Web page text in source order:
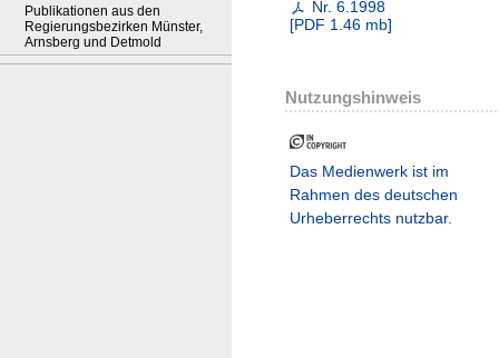
Publikationen aus den
Regierungsbezirken Münster,
Arnsberg und Detmold
Nr. 6.1998
[PDF 1.46 mb]
Nutzungshinweis
Das Medienwerk ist im
Rahmen des deutschen
Urheberrechts nutzbar.